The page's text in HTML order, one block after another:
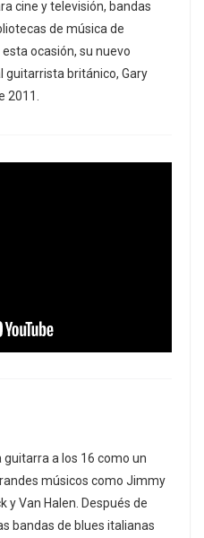
cine y televisión, bandas
de música de
ocasión, su nuevo
guitarrista británico, Gary
2011.
a los 16 como un
músicos como Jimmy
y Van Halen. Después de
bandas de blues italianas